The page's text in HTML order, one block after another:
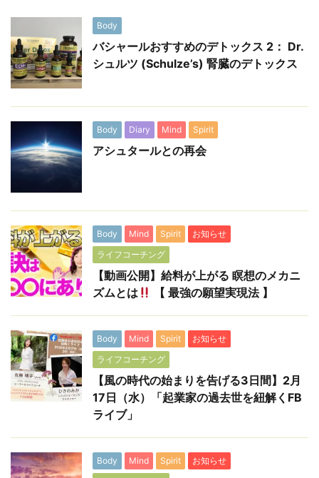
Body
バシャールおすすめのデトックス 2： Dr.
シュルツ (Schulze’s) 腎臓のデトックス
Body Diary Mind Spirit
アシュタールとの再会
Body Mind Spirit
お知らせ
ライフコーチング
【動画公開】給料が上がる 瞑想のメカニ
ズムとは
【 最強の願望実現法 】
Body Mind Spirit
お知らせ
ライフコーチング
【風の時代の始まりを告げる3日間】2月
17日（水）「起業家の過去世を紐解くFB
ライブ」
Body Mind Spirit
お知らせ